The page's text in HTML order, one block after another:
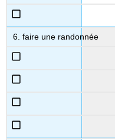
faire une randonnée